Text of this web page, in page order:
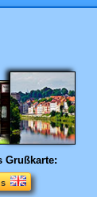
Grußkarte: